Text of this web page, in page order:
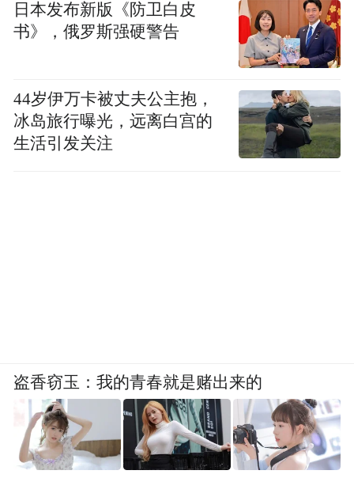
日本发布新版《防卫白皮
书》，俄罗斯强硬警告
44岁伊万卡被丈夫公主抱，
冰岛旅行曝光，远离白宫的
生活引发关注
盗香窃玉：我的青春就是赌出来的